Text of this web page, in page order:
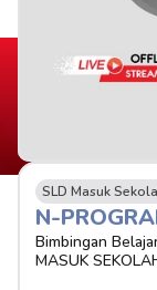
SLD Masuk
N-
Bimbingan
MASUK